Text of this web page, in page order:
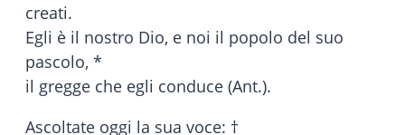
creati.
Egli è il nostro Dio, e noi il popolo del suo
pascolo, *
il gregge che egli conduce (Ant.).
Ascoltate oggi la sua voce: †